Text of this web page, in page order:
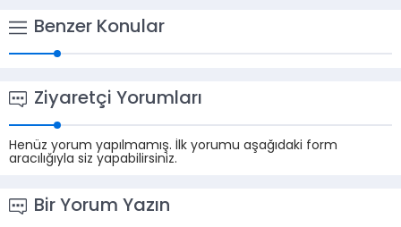
Benzer Konular
Ziyaretçi Yorumları
Henüz yorum yapılmamış. İlk yorumu aşağıdaki form
aracılığıyla siz yapabilirsiniz.
Bir Yorum Yazın